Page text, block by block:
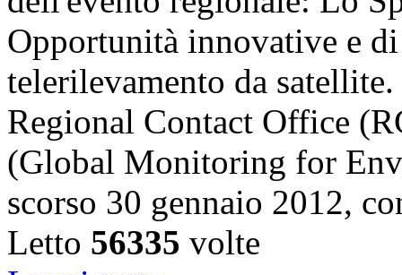
Opportunità innovative e
telerilevamento da
Regional Contact Office
(Global Monitoring for
scorso 30 gennaio 2012,
Letto 56335 volte